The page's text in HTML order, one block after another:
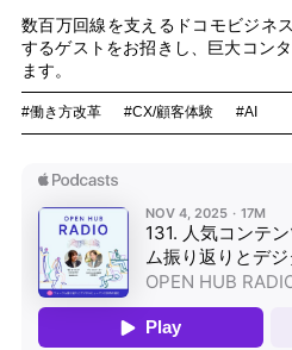
数百万回線を支えるドコモビジネ
するゲストをお招きし、巨大コン
ます。
#働き方改革 #CX/顧客体験 #AI